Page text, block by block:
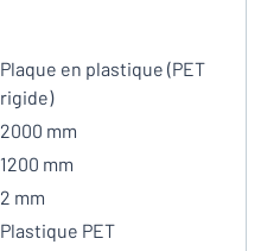
Plaque en plastique (PET
rigide)
2000 mm
1200 mm
2 mm
Plastique PET